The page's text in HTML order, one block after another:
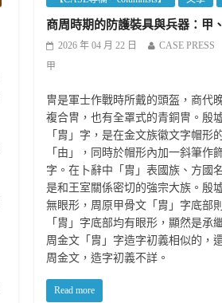
商周時期的防護裝具與兵器：甲
2026 年 04 月 22 日 CASE PRESS
甲
冑是軍士作戰時所戴的頭盔，商代
複合冑，也有全罩式的青銅冑。殷
「胄」字，是在金文族徽文字帽形
「由」，同時於帽形內加一斜筆作
字。在卜辭中「胄」表國族、方國
是和王室關係密切的強宗大族。殷
無眼形，周原甲骨文「胄」字底部
「胄」字底部均有眼形，顯然是承
周金文「胄」字造字初義相似的，
周金文，造字初義不詳。
Read more